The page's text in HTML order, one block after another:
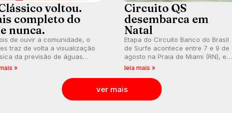
voltou.
completo do
nunca.
de ouvir a comunidade, o
traz de volta a visualização
da previsão de águas
agora integrada à nova
»
Circuito QS
desembarca em
Natal
Etapa do Circuito Banco do Brasil
de Surfe acontece entre 7 e 9 de
agosto na Praia de Miami (RN), em
disputas válidas pelo Qualifying
por vagas no Challenger Series.
leia mais »
ver mais